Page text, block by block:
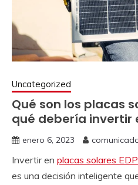
Uncategorized
Qué son los placas
qué debería invertir
enero 6, 2023
Invertir en placas solares
es una decisión inteligente